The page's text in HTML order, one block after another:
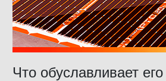
Что обуславливает